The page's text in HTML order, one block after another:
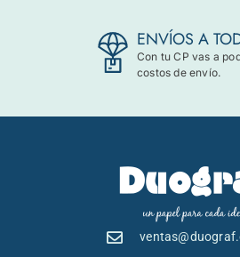
ENVÍOS A
Con tu CP vas a
costos de envío.